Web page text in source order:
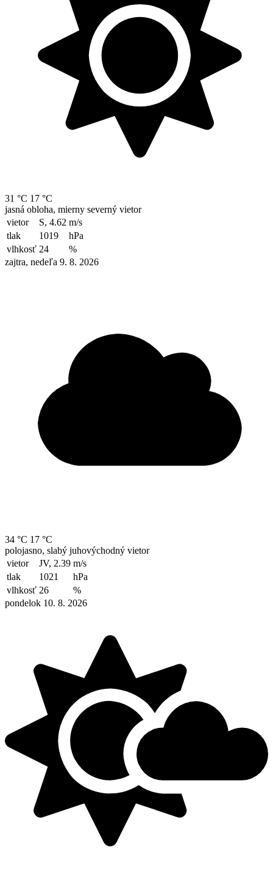
31 °C 17 °C
jasná obloha, mierny severný vietor
vietor
S, 4.62 m/s
tlak
1019
hPa
vlhkosť 24
%
zajtra, nedeľa 9. 8. 2026
34 °C 17 °C
polojasno, slabý juhovýchodný vietor
vietor
JV, 2.39 m/s
tlak
1021
hPa
vlhkosť 26
%
pondelok 10. 8. 2026